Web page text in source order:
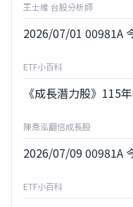
王士維 台股分析師
2026/07/01 00981A
ETF小百科
《成長潛力股》115
陳喬泓翻倍成長股
2026/07/09 00981A
ETF小百科